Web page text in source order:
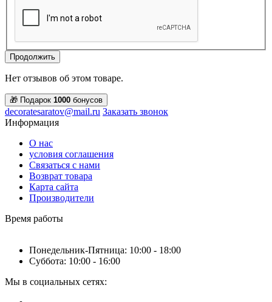
Продолжить
Нет отзывов об этом товаре.
🎁 Подарок 1000 бонусов
decoratesaratov@mail.ru Заказать звонок
Информация
О нас
условия соглашения
Связаться с нами
Возврат товара
Карта сайта
Производители
Время работы
Понедельник-Пятница: 10:00 - 18:00
Суббота: 10:00 - 16:00
Мы в социальных сетях: